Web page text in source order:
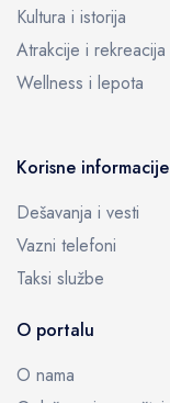
Kultura i istorija
Atrakcije i rekreacija
Wellness i lepota
Korisne informacije
Dešavanja i vesti
Vazni telefoni
Taksi službe
O portalu
O nama